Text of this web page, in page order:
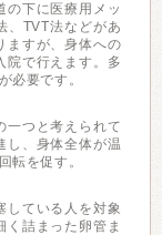
の下に医療用メッ
、TVT法などがあ
ますが、身体への
院で行えます。多
必要です。
一つと考えられて
し、身体全体が温
転を促す。
している人を対象
詰まった卵管ま